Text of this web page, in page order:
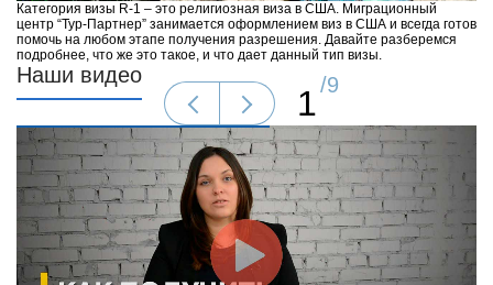
Категория визы R-1 – это религиозная виза в США. Миграционный
центр “Тур-Партнер” занимается оформлением виз в США и всегда готов
помочь на любом этапе получения разрешения. Давайте разберемся
подробнее, что же это такое, и что дает данный тип визы.
Наши видео
1/9